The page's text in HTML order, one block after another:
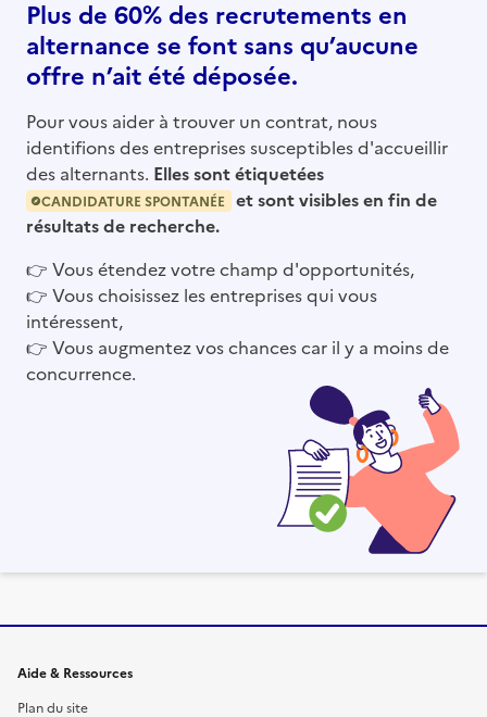
Plus de 60% des recrutements en
alternance se font sans qu’aucune
offre n’ait été déposée.
Pour vous aider à trouver un contrat, nous
identifions des entreprises susceptibles d'accueillir
des alternants. Elles sont étiquetées
CANDIDATURE SPONTANÉE
et sont visibles en fin de
résultats de recherche.
👉 Vous étendez votre champ d'opportunités,
👉 Vous choisissez les entreprises qui vous
intéressent,
👉 Vous augmentez vos chances car il y a moins de
concurrence.
Informations et liens du site
Aide & Ressources
Plan du site